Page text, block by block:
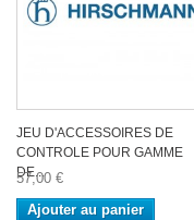
JEU D'ACCESSOIRES DE
CONTROLE POUR GAMME
DE...
57,00 €
Ajouter au panier